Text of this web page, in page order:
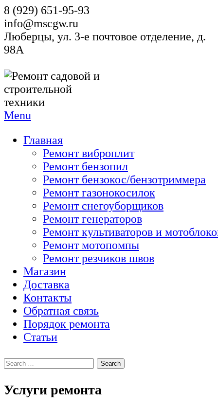
8 (929) 651-95-93
info@mscgw.ru
Люберцы, ул. 3-е почтовое отделение, д.
98А
Menu
Главная
Ремонт виброплит
Ремонт бензопил
Ремонт бензокос/бензотриммера
Ремонт газонокосилок
Ремонт снегоуборщиков
Ремонт генераторов
Ремонт культиваторов и
Ремонт мотопомпы
Ремонт резчиков швов
Магазин
Доставка
Контакты
Обратная связь
Порядок ремонта
Статьи
Услуги ремонта